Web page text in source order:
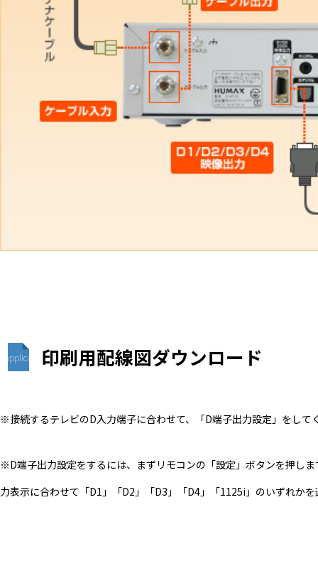
application/pdf印刷用配線図ダウンロード
※接続するテレビのD入力端子に合わせて、「D端子出力設定」をして
※D端子出力設定をするには、まずリモコンの「設定」ボタンを押し
力表示に合わせて「D1」「D2」「D3」「D4」「1125i」のいずれか